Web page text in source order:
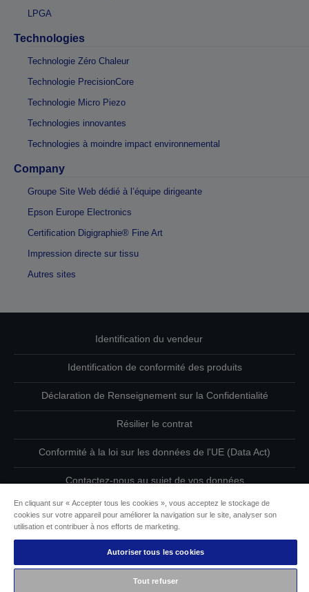
LPGA
Technologies
Technologie Zéro Chaleur
Technologie PrecisionCore
Technologie Micro Piezo
Technologies innovantes
Technologies à moindre impact environnemental
Company
Groupe Site Web dédié à l’équipe dirigeante
Epson Europe Electronics
Certification Digigraphie® Fine Art
Impression directe sur tissu
Autres sites
Identification du vendeur
Identification de conformité des produits
Déclaration de Renseignement sur la Confidentialité
Résilier le contrat
Conformité à la loi sur les données de l'UE (Data Act)
Contactez-nous au sujet de vos données
Informations sur les cookies
Copyright © 2026 Seiko Epson
En cliquant sur « Accepter tous les cookies », vous acceptez le stockage de
cookies sur votre appareil pour améliorer la navigation sur le site, analyser son
utilisation et contribuer à nos efforts de marketing.
Autoriser tous les cookies
Tout refuser